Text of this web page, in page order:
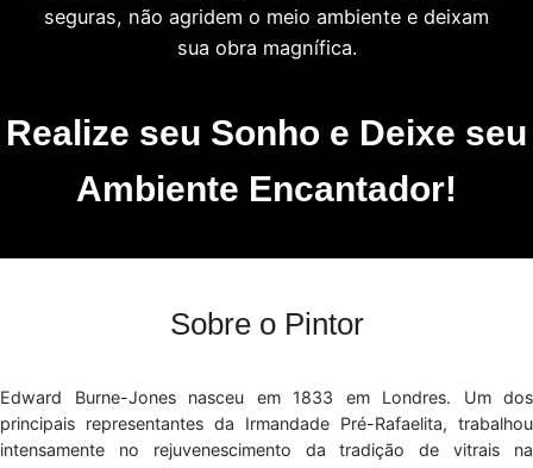
seguras, não agridem o meio ambiente e deixam
sua obra magnífica.
Realize seu Sonho e Deixe seu
Ambiente Encantador!
Sobre o Pintor
Edward Burne-Jones nasceu em 1833 em Londres. Um dos
principais representantes da Irmandade Pré-Rafaelita, trabalhou
intensamente no rejuvenescimento da tradição de vitrais na